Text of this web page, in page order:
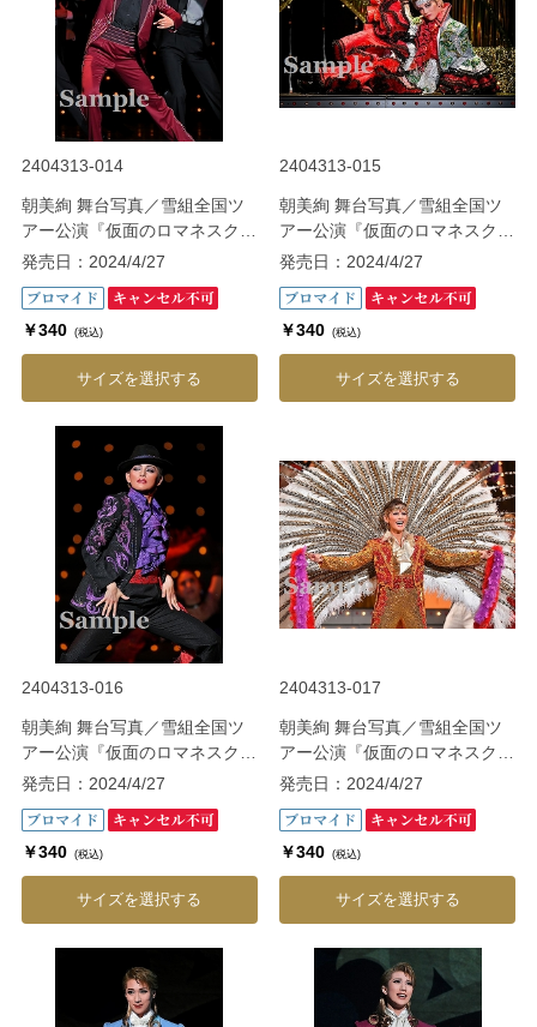
2404313-014
朝美絢 舞台写真／雪組全国ツ
アー公演『仮面のロマネスク』
『Gato Bonito!!』
発売日：2024/4/27
￥340 (税込)
サイズを選択する
2404313-015
朝美絢 舞台写真／雪組全国ツ
アー公演『仮面のロマネスク』
『Gato Bonito!!』
発売日：2024/4/27
￥340 (税込)
サイズを選択する
2404313-016
朝美絢 舞台写真／雪組全国ツ
アー公演『仮面のロマネスク』
『Gato Bonito!!』
発売日：2024/4/27
￥340 (税込)
サイズを選択する
2404313-017
朝美絢 舞台写真／雪組全国ツ
アー公演『仮面のロマネスク』
『Gato Bonito!!』
発売日：2024/4/27
￥340 (税込)
サイズを選択する